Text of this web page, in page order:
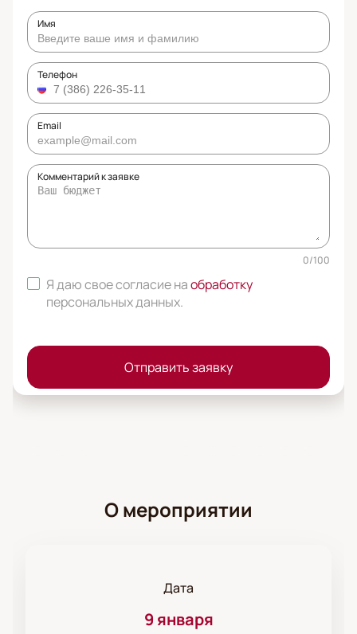
Имя
Телефон
Email
Комментарий к заявке
0/100
Я даю свое согласие наобработку
персональных данных.
Отправить заявку
О мероприятии
Дата
9 января